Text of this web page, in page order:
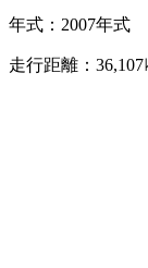
年式：2007年式
走行距離：36,107